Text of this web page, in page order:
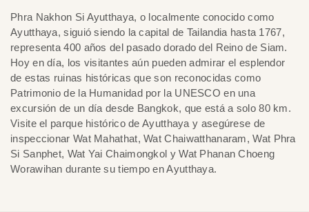
Phra Nakhon Si Ayutthaya, o localmente conocido como
Ayutthaya, siguió siendo la capital de Tailandia hasta 1767,
representa 400 años del pasado dorado del Reino de Siam.
Hoy en día, los visitantes aún pueden admirar el esplendor
de estas ruinas históricas que son reconocidas como
Patrimonio de la Humanidad por la UNESCO en una
excursión de un día desde Bangkok, que está a solo 80 km.
Visite el parque histórico de Ayutthaya y asegúrese de
inspeccionar Wat Mahathat, Wat Chaiwatthanaram, Wat Phra
Si Sanphet, Wat Yai Chaimongkol y Wat Phanan Choeng
Worawihan durante su tiempo en Ayutthaya.